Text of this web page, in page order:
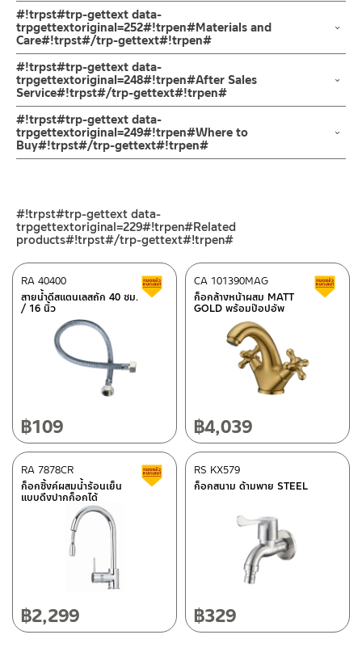
ชุดฝักบัวอาบน้ำ ชุดฝักบัวสายอ่อน ฝักบัวมือแบบถือ 1 ระบบ ผลิตจากส
แตนเลส เกรด 304 ทนทานแข็งแรง ต้านการกัดกร่อนสูง และไม่ขึ้นสนิม
ไม่เป็นรอยคราบน้ำ
ใช้ในการชำระล้างร่างกายและในจุดที่ต้องการ มาพร้อมปุ่มยางกำจัด
ตะกรันที่อุดตันออกได้ง่าย เพียงใช้นิ้วถู และ หัวฝักบัวสามารถหมุน
เกลียวออกทำความสะอาดได้
หัวฝักบัวออกแบบให้ปรับระดับน้ำได้ 1 ระบบ ช่วยเพิ่มประสบการณ์การ
อาบน้ำเหมือนอาบน้ำสายฝน และการอาบน้ำที่หลากหลายของฝักบัวมือ
ได้ตามต้องการ
ข้อแนะนำในการติดตั้งสำหรับ การติดตั้ง ก๊อกน้ำ วาล์วเปิดปิดน้ำ
ฝักบัว และ ชุดสายฉีดชำระ
สำหรับการติดตั้งใหม่ ให้ไล่ฝุ่น เศษทราย เศษท่อ ออกจากท่อน้ำก่อนติด
ตั้งสินค้า โดยปล่อยน้ำให้ไหลออกจากท่อนาน 1 นาที
เพื่อให้แรงน้ำพัดพาเศษละอองต่างๆ ออกจากท่อน้ำ มิเช่นนั้นสิ่งสกปรก
จะเข้าไปภายในสินค้าและสร้างความเสียหายได้
หากตรวจพบเศษละอองต่างๆในสินค้า จะไม่อยู่ในเงื่อนไขการรับประกัน
#!trpst#trp-gettext data-
trpgettextoriginal=252#!trpen#Materials and
Care#!trpst#/trp-gettext#!trpen#
คำแนะนำในการดูแลรักษาผลิตภัณฑ์
1. ไม่ทำสินค้าให้เกิดความเสียหายอื่น ๆ นอกจากการใช้งานปกติ เช่นไม่
ทำตก ไม่งัดหรือโยกสินค้าแรงๆ
2. ทำความสะอาดสินค้าโดยการใช้ผ้านุ่มๆชุบน้ำหมาดๆแล้วเช็ดให้แห้ง
3. ห้ามใช้สารเคมีที่มีฤทธิ์เป็นกรด ในการทำความสะอาด เนื่องจากผิว
ของสินค้าจะเสียหายได้
4. ห้ามใช้แปรง วัสดุแข็ง หยาบ ห้ามใช้ฝอยขัดทำความสะอาด ขัดหรือถู
#!trpst#trp-gettext data-
trpgettextoriginal=248#!trpen#After Sales
Service#!trpst#/trp-gettext#!trpen#
ช่องทางออนไลน์
– Email: contact@charnpaiboon.com
– LINE: @Rasland
ศูนย์บริการและอะไหล่ กรุงเทพฯ
662/61-62 ถนน พระราม3 แขวงบางโพงพาง เขตยานนาวา กรุงเทพฯ
โทร: 02-358-0080 / 080-075-8668 / 091-545-0556
ศูนย์บริการและอะไหล่
118/33 โครงการอรสิริน ม.8 ต.สันปูเลย อ.ดอยสะเก็ด เชียงใหม่
50220
โทร: 080-075-2626
วันและเวลาทำการ
วันจันทร์ – วันศุกร์ เวลา 8:30-17:30 น.
วันเสาร์ เวลา 8:30-15:00 น.
หยุดวันอาทิตย์ และวันหยุดนักขัตฤกษ์
#!trpst#trp-gettext data-
trpgettextoriginal=249#!trpen#Where to
Buy#!trpst#/trp-gettext#!trpen#
– Shopee
–Lazada
–ซื้อสินค้าชิ้นนี้บน Shopee>>คลิกที่นี่<<
–ซื้อสินค้าชิ้นนี้บน Lazada>> คลิกที่นี่<<
ติดต่อพนักงานขาย / Contact Sales Staff
โทร: 02-285-5795
@charnpaiboon.sales
ติดต่อ ชาญไพบูลย์ / Contact Us คลิกที่นี่
#!trpst#trp-gettext data-
trpgettextoriginal=229#!trpen#Related
products#!trpst#/trp-gettext#!trpen#
สายน้ำดีสแตนเลสถัก 40 ซม.
/ 16 นิ้ว
RA 40400 สินค้าลดราคา เคลียร์สต็อก
฿109
ก็อกล้างหน้าผสม MATT
GOLD พร้อมป๊อปอัพ
CA 101390MAG
฿4,039
ก็อกซิ้งค์ผสมน้ำร้อนเย็น
แบบดึงปากก็อกได้
RA 7878CR สินค้าลดราคา เคลียร์สต็อก
฿2,299
ก็อกสนาม ด้ามพาย STEEL
RS KX579
฿329